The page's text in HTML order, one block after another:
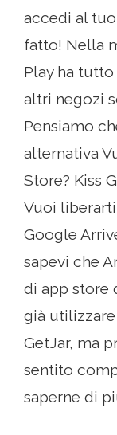
accedi al
fatto! Nella
Play ha
altri negozi
Pensiamo
alternativa
Store? Kiss
Vuoi
Google
sapevi che
di app store
già
GetJar, ma
sentito
saperne di